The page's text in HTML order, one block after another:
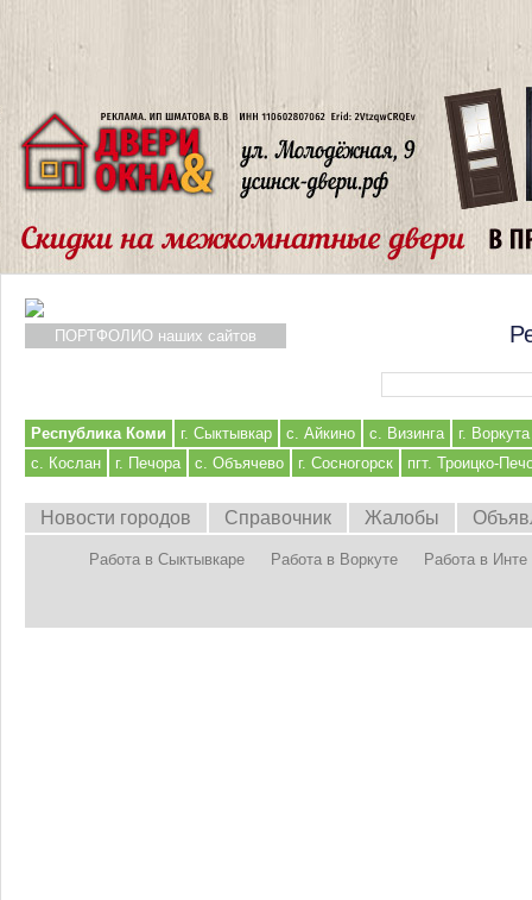
ПОРТФОЛИО наших сайтов
Республика Коми г. Сыктывкар с. Айкино с. Визинга
г. Воркута
с. Кослан
г. Печора с. Объячево г. Сосногорск пгт. Троицко-
Новости городов Справочник Жалобы
Работа в Сыктывкаре Работа в Воркуте Работа в Инте